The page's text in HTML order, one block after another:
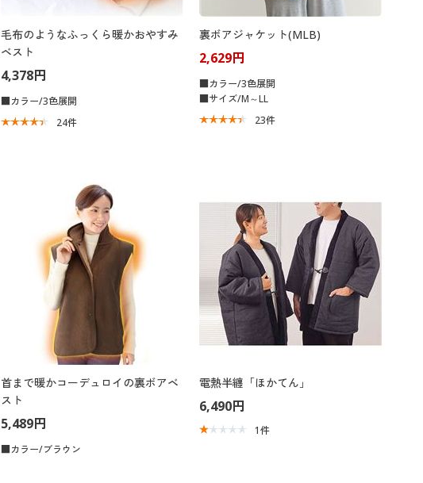
毛布のようなふっくら暖かおやすみ
ベスト
4,378円
■カラー/3色展開
24件
裏ボアジャケット(MLB)
2,629円
■カラー/3色展開
■サイズ/M～LL
23件
首まで暖かコーデュロイの裏ボアベ
スト
5,489円
■カラー/ブラウン
電熱半纏「ほかてん」
6,490円
1件